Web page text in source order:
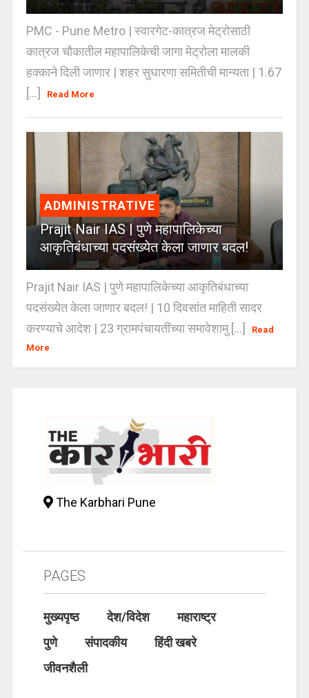
PMC - Pune Metro | स्वारगेट-कात्रज मेट्रोसाठी
कात्रज चौकातील महापालिकेची जागा मेट्रोला मालकी
हक्काने दिली जाणार | शहर सुधारणा समितीची मान्यता | 1.67
[...]
Read More
ADMINISTRATIVE
Prajit Nair IAS | पुणे महापालिकेच्या
आकृतिबंधाच्या पदसंख्येत केला जाणार बदल!
Prajit Nair IAS | पुणे महापालिकेच्या आकृतिबंधाच्या
पदसंख्येत केला जाणार बदल! | 10 दिवसांत माहिती सादर
करण्याचे आदेश | 23 ग्रामपंचायतींच्या समावेशामु [...]
Read
More
The Karbhari Pune
PAGES
मुख्यपृष्ठ देश/विदेश
महाराष्ट्र
पुणे
संपादकीय
हिंदी खबरे
जीवनशैली